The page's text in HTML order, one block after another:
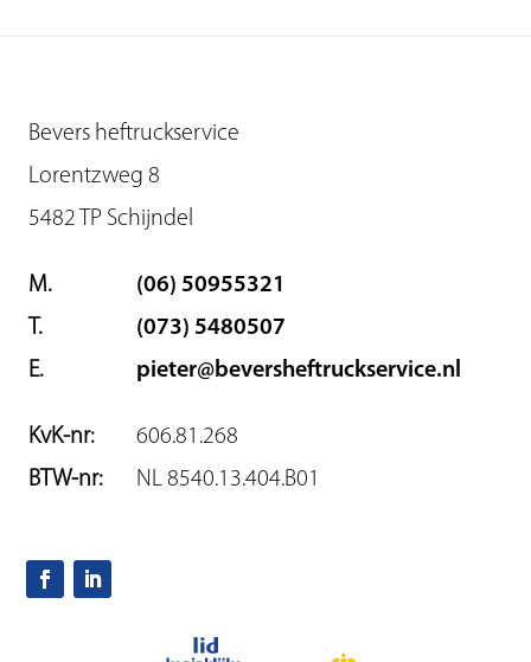
Bevers heftruckservice
Lorentzweg 8
5482 TP Schijndel
M.
(06) 50955321
T.
(073) 5480507
E.
pieter@beversheftruckservice.nl
KvK-nr:
606.81.268
BTW-nr:
NL 8540.13.404.B01